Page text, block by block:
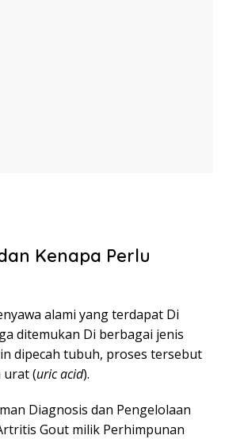
Kenapa Perlu
alami yang terdapat Di
ditemukan Di berbagai jenis
dipecah tubuh, proses tersebut
urat (uric acid).
Diagnosis dan Pengelolaan
Gout milik Perhimpunan